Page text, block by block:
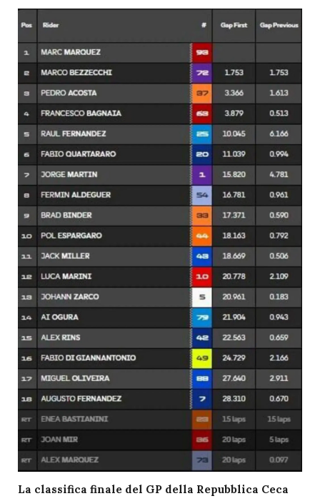
La classifica finale del GP della Repubblica Ceca